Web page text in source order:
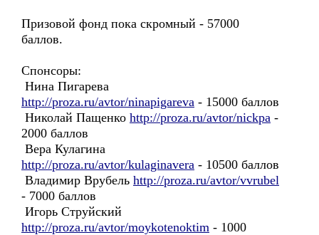
Призовой фонд пока скромный - 57000
баллов.
Спонсоры:
Нина Пигарева
http://proza.ru/avtor/ninapigareva - 15000 баллов
Николай Пащенко http://proza.ru/avtor/nickpa -
2000 баллов
Вера Кулагина
http://proza.ru/avtor/kulaginavera - 10500 баллов
Владимир Врубель http://proza.ru/avtor/vvrubel
- 7000 баллов
Игорь Струйский
http://proza.ru/avtor/moykotenoktim - 1000